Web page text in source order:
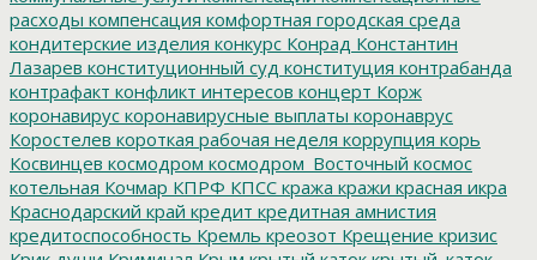
расходы компенсация комфортная городская среда
кондитерские изделия конкурс Конрад Константин
Лазарев конституционный суд конституция контрабанда
контрафакт конфликт интересов концерт Корж
коронавирус коронавирусные выплаты коронаврус
Коростелев короткая рабочая неделя коррупция корь
Косвинцев космодром космодром_Восточный космос
котельная Кочмар КПРФ КПСС кража кражи красная икра
Краснодарский край кредит кредитная амнистия
кредитоспособность Кремль креозот Крещение кризис